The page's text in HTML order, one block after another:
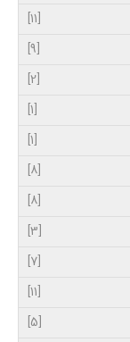
[11]
[9]
[2]
[1]
[1]
[8]
[8]
[3]
[7]
[11]
[5]